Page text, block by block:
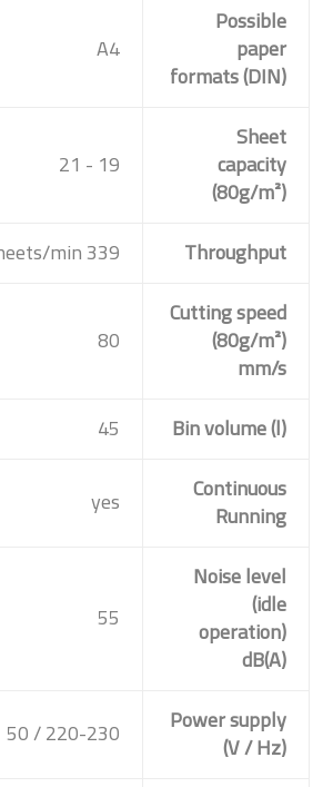
Possible
paper
formats (DIN)
A4
Sheet
capacity
(80g/m²)
19 - 21
Throughput
339 sheets/min
Cutting speed
(80g/m²)
mm/s
80
Bin volume (l)
45
Continuous
Running
yes
Noise level
(idle
operation)
dB(A)
55
Power supply
(V / Hz)
220-230 / 50